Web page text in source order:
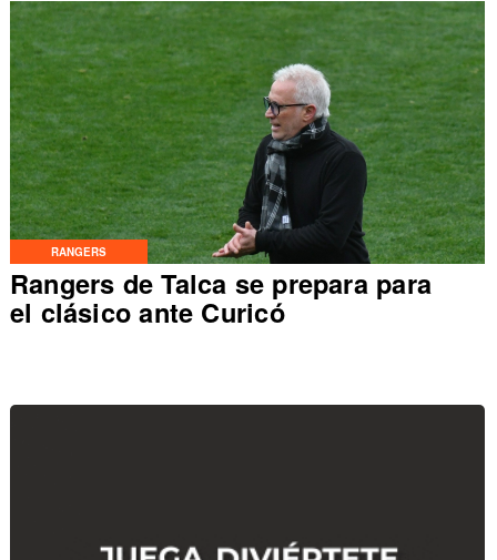
RANGERS
Rangers de Talca se prepara para
el clásico ante Curicó